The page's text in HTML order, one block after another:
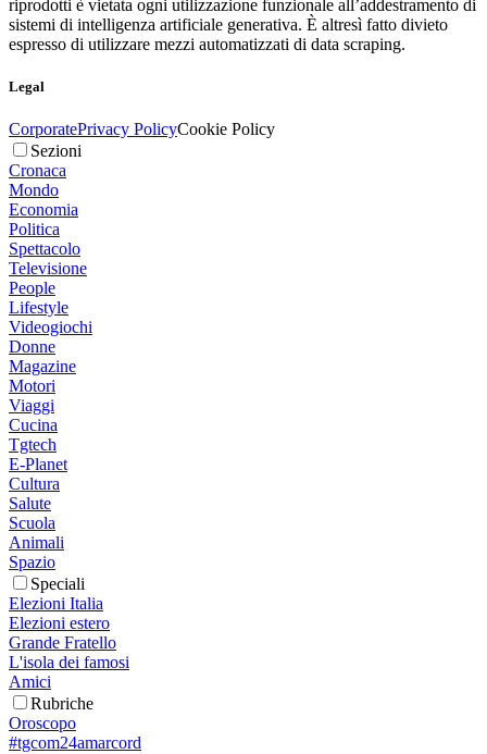
riprodotti è vietata ogni utilizzazione funzionale all’addestramento di
sistemi di intelligenza artificiale generativa. È altresì fatto divieto
espresso di utilizzare mezzi automatizzati di data scraping.
Legal
CorporatePrivacy PolicyCookie Policy
Sezioni
Cronaca
Mondo
Economia
Politica
Spettacolo
Televisione
People
Lifestyle
Videogiochi
Donne
Magazine
Motori
Viaggi
Cucina
Tgtech
E-Planet
Cultura
Salute
Scuola
Animali
Spazio
Speciali
Elezioni Italia
Elezioni estero
Grande Fratello
L'isola dei famosi
Amici
Rubriche
Oroscopo
#tgcom24amarcord